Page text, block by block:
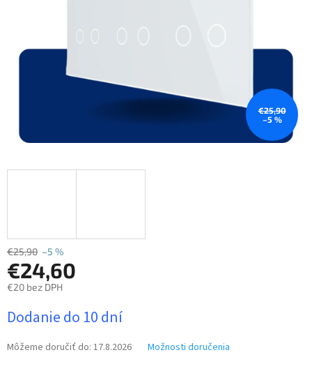
€25,90
–5 %
€25,90 –5 %
€24,60
€20 bez DPH
cena:
Dodanie do 10 dní
Môžeme doručiť do: 17.8.2026 Možnosti doručenia